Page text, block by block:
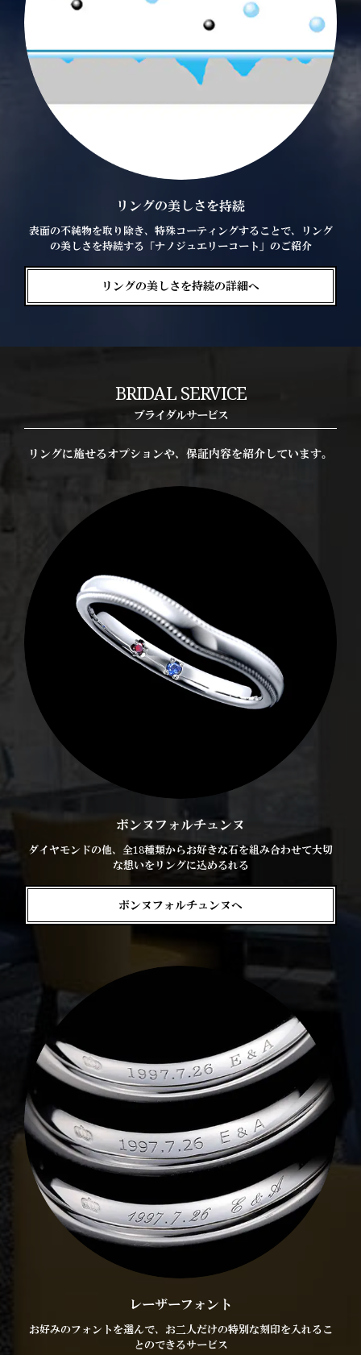
リングの美しさを持続
表面の不純物を取り除き、特殊コーティングすることで、リング
の美しさを持続する「ナノジュエリーコート」のご紹介
リングの美しさを持続の詳細へ
BRIDAL SERVICE
ブライダルサービス
リングに施せるオプションや、保証内容を紹介しています。
ボンヌフォルチュンヌ
ダイヤモンドの他、全18種類からお好きな石を組み合わせて大切
な想いをリングに込めるれる
ボンヌフォルチュンヌへ
レーザーフォント
お好みのフォントを選んで、お二人だけの特別な刻印を入れるこ
とのできるサービス